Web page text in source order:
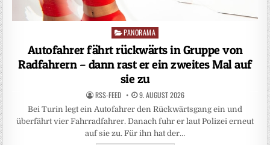
Posted
PANORAMA
Autofahrer fährt rückwärts in Gruppe von
Radfahrern – dann rast er ein zweites Mal auf
sie zu
RSS-FEED 9. AUGUST 2026
Bei Turin legt ein Autofahrer den Rückwärtsgang ein und
überfährt vier Fahrradfahrer. Danach fuhr er laut Polizei erneut
auf sie zu. Für ihn hat der…